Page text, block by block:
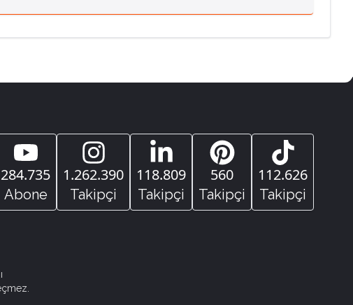
284.735
Abone
1.262.390
Takipçi
118.809
Takipçi
560
Takipçi
112.626
Takipçi